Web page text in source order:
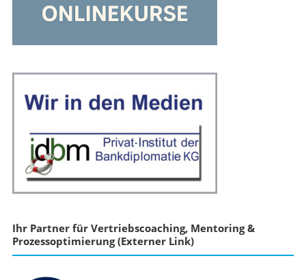
Ihr Partner für Vertriebscoaching, Mentoring &
Prozessoptimierung (Externer Link)